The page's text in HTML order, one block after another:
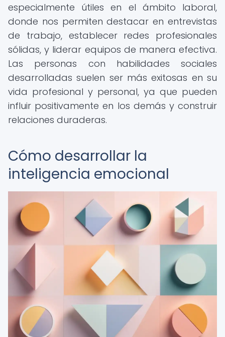
especialmente útiles en el ámbito laboral,
donde nos permiten destacar en entrevistas
de trabajo, establecer redes profesionales
sólidas, y liderar equipos de manera efectiva.
Las personas con habilidades sociales
desarrolladas suelen ser más exitosas en su
vida profesional y personal, ya que pueden
influir positivamente en los demás y construir
relaciones duraderas.
Cómo desarrollar la
inteligencia emocional